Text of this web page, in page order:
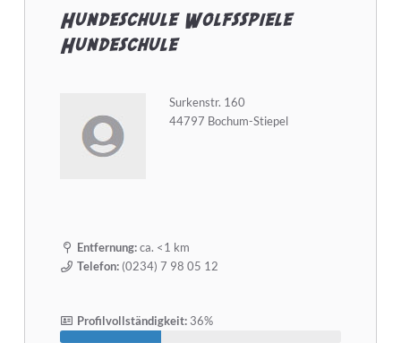
Hundeschule Wolfsspiele
Hundeschule
Surkenstr. 160
44797 Bochum-Stiepel
Entfernung:ca. <1 km
Telefon:(0234) 7 98 05 12
Profilvollständigkeit:36%